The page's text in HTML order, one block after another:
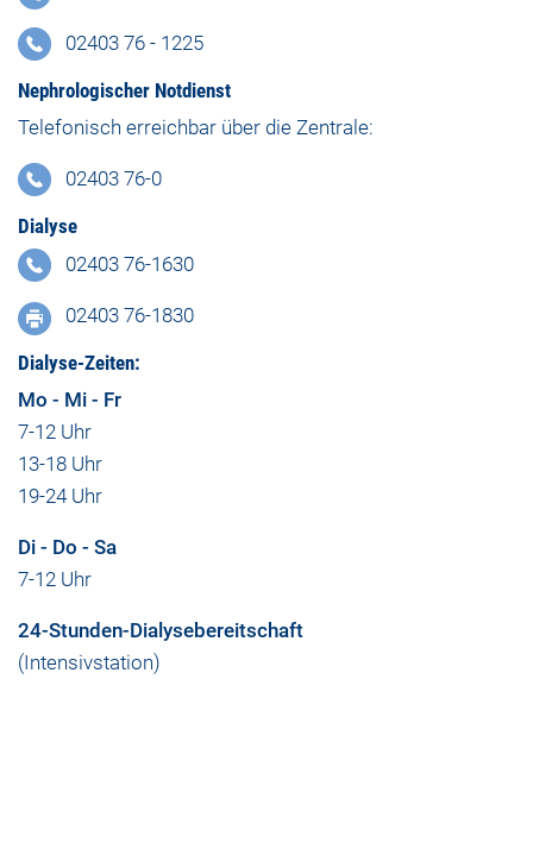
02403 76 - 1225
Nephrologischer Notdienst
Telefonisch erreichbar über die Zentrale:
02403 76-0
Dialyse
02403 76-1630
02403 76-1830
Dialyse-Zeiten:
Mo - Mi - Fr
7-12 Uhr
13-18 Uhr
19-24 Uhr
Di - Do - Sa
7-12 Uhr
24-Stunden-Dialysebereitschaft
(Intensivstation)